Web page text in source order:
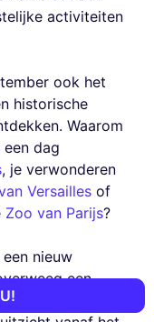
activiteiten
ook het
historische
Waarom
dag
, je verwonderen
Versailles of
Zoo van Parijs?
nieuw
een
Batobus